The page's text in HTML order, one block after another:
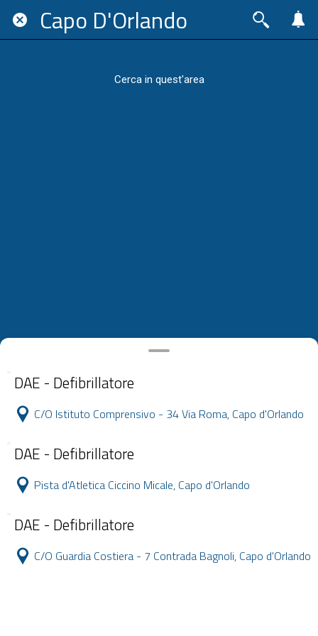
Capo D'Orlando
DAE - Defibrillatore
C/O Istituto Comprensivo - 34 Via Roma, Capo d'Orlando
DAE - Defibrillatore
Pista d'Atletica Ciccino Micale, Capo d'Orlando
DAE - Defibrillatore
C/O Guardia Costiera - 7 Contrada Bagnoli, Capo d'Orlando
Cerca in quest'area